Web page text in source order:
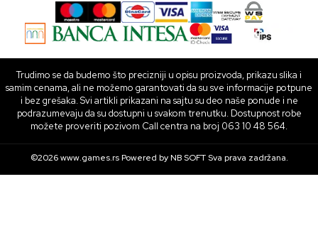
Trudimo se da budemo što precizniji u opisu proizvoda, prikazu slika i
samim cenama, ali ne možemo garantovati da su sve informacije potpune
i bez grešaka. Svi artikli prikazani na sajtu su deo naše ponude i ne
podrazumevaju da su dostupni u svakom trenutku. Dostupnost robe
možete proveriti pozivom Call centra na broj 063 10 48 564.
©2026www.games.rs Powered byNB SOFTSva prava zadržana.